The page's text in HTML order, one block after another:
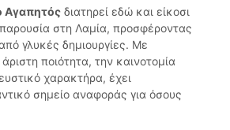
Αγαπητός διατηρεί εδώ και είκοσι
στη Λαμία, προσφέροντας
γλυκές δημιουργίες. Με
ποιότητα, την καινοτομία
χαρακτήρα, έχει
σημείο αναφοράς για όσους